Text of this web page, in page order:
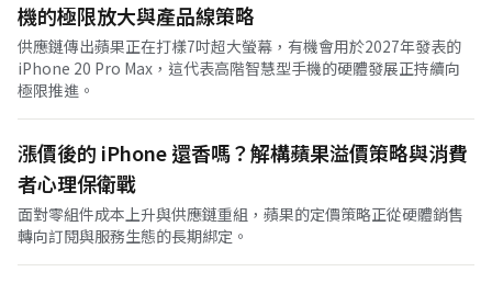
機的極限放大與產品線策略
供應鏈傳出蘋果正在打樣7吋超大螢幕，有機會用於2027年發表的
iPhone 20 Pro Max，這代表高階智慧型手機的硬體發展正持續向
極限推進。
漲價後的 iPhone 還香嗎？解構蘋果溢價策略與消費
者心理保衛戰
面對零組件成本上升與供應鏈重組，蘋果的定價策略正從硬體銷售
轉向訂閱與服務生態的長期綁定。